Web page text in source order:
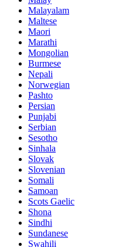
Malayalam
Maltese
Maori
Marathi
Mongolian
Burmese
Nepali
Norwegian
Pashto
Persian
Punjabi
Serbian
Sesotho
Sinhala
Slovak
Slovenian
Somali
Samoan
Scots Gaelic
Shona
Sindhi
Sundanese
Swahili